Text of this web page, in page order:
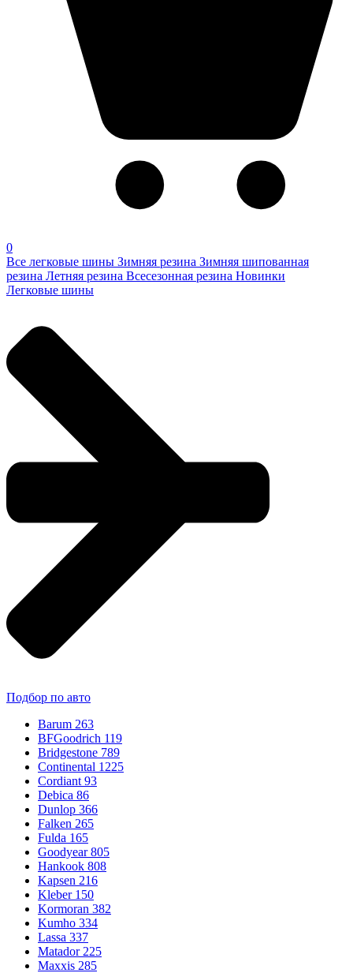
0
Все легковые шины Зимняя резина Зимняя шипованная
резина Летняя резина Всесезонная резина Новинки
Легковые шины
Подбор по авто
Barum 263
BFGoodrich 119
Bridgestone 789
Continental 1225
Cordiant 93
Debica 86
Dunlop 366
Falken 265
Fulda 165
Goodyear 805
Hankook 808
Kapsen 216
Kleber 150
Kormoran 382
Kumho 334
Lassa 337
Matador 225
Maxxis 285